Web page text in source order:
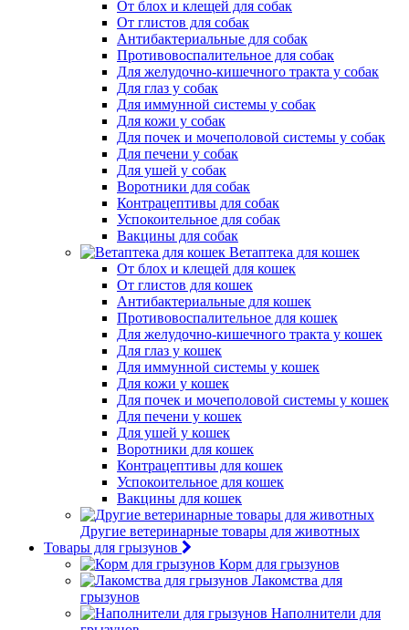
От блох и клещей для собак
От глистов для собак
Антибактериальные для собак
Противовоспалительное для собак
Для желудочно-кишечного тракта у собак
Для глаз у собак
Для иммунной системы у собак
Для кожи у собак
Для почек и мочеполовой системы у собак
Для печени у собак
Для ушей у собак
Воротники для собак
Контрацептивы для собак
Успокоительное для собак
Вакцины для собак
Ветаптека для кошек
От блох и клещей для кошек
От глистов для кошек
Антибактериальные для кошек
Противовоспалительное для кошек
Для желудочно-кишечного тракта у кошек
Для глаз у кошек
Для иммунной системы у кошек
Для кожи у кошек
Для почек и мочеполовой системы у кошек
Для печени у кошек
Для ушей у кошек
Воротники для кошек
Контрацептивы для кошек
Успокоительное для кошек
Вакцины для кошек
Другие ветеринарные товары для животных
Товары для грызунов
Корм для грызунов
Лакомства для
грызунов
Наполнители для